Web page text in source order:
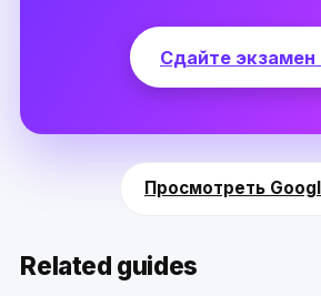
Сдайте
Просмотреть
Related guides